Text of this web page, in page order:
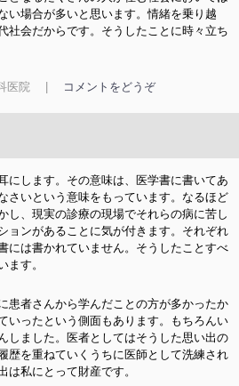
い場合が多いと思います。情緒を乗り越
社会だからです。そうしたことに時々立ち
医院 コメントをどうぞ
にします。その意味は、医学書に書いてあ
さいという意味をもっています。なるほど
し、現実の診療の現場でそれらの病に苦し
ョンがあることに気が付きます。それぞれ
には書かれていません。そうしたことすべ
ます。
患者さんから学んだことの方が多かったか
いったという側面もあります。もちろんい
しました。医者としてはそうした思い出の
歴を重ねていくうちに医師として洗練され
私にとって財産です。